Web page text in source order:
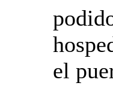
el